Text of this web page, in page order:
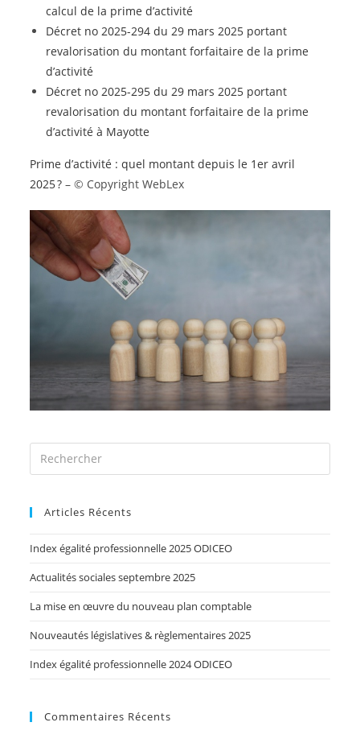
calcul de la prime d’activité
Décret no 2025-294 du 29 mars 2025 portant
revalorisation du montant forfaitaire de la prime
d’activité
Décret no 2025-295 du 29 mars 2025 portant
revalorisation du montant forfaitaire de la prime
d’activité à Mayotte
Prime d’activité : quel montant depuis le 1er avril
2025 ?– © Copyright WebLex
Articles Récents
Index égalité professionnelle 2025 ODICEO
Actualités sociales septembre 2025
La mise en œuvre du nouveau plan comptable
Nouveautés législatives & règlementaires 2025
Index égalité professionnelle 2024 ODICEO
Commentaires Récents